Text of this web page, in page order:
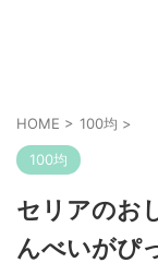
HOME > 100均 >
100均
セリアのお
んべいがぴ